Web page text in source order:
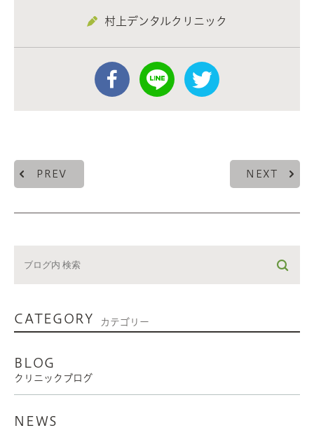
村上デンタルクリニック
PREV NEXT
CATEGORY カテゴリー
BLOG
クリニックブログ
NEWS